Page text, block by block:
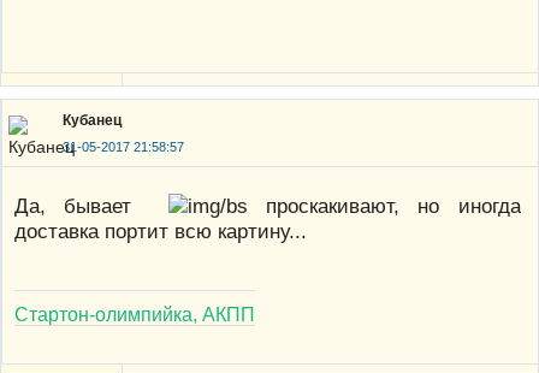
Кубанец
31-05-2017 21:58:57
Да, бывает
проскакивают, но иногда
доставка портит всю картину...
Стартон-олимпийка, АКПП